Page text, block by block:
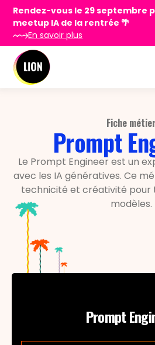
Rendez-vous le 29 septembre
meetup IA de la rentrée 🌴
En savoir plus
Fiche métier
Prompt
Le Prompt Engineer est un
avec les IA génératives. Ce
technicité et créativité pour
modèles.
Prompt